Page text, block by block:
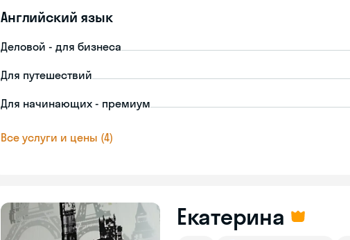
Английский язык
Деловой - для бизнеса
Для путешествий
Для начинающих - премиум
Все услуги и цены (4)
Екатерина